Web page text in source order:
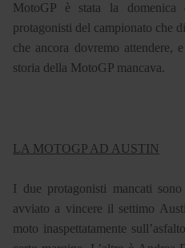
MotoGP è stata la domenica
protagonisti del campionato che
che ancora dovremo attendere,
storia della MotoGP mancava.
LA MOTOGP AD AUSTIN
I due protagonisti mancati
avviato a vincere il settimo
moto inaspettatamente